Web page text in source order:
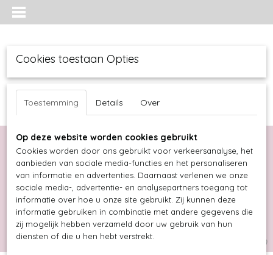
Inloggen Registreren UW WINKELWAGEN
(0)
Cookies toestaan Opties
Toestemming Details Over
Op deze website worden cookies gebruikt
Cookies worden door ons gebruikt voor verkeersanalyse, het
aanbieden van sociale media-functies en het personaliseren
van informatie en advertenties. Daarnaast verlenen we onze
sociale media-, advertentie- en analysepartners toegang tot
informatie over hoe u onze site gebruikt. Zij kunnen deze
informatie gebruiken in combinatie met andere gegevens die
zij mogelijk hebben verzameld door uw gebruik van hun
diensten of die u hen hebt verstrekt.